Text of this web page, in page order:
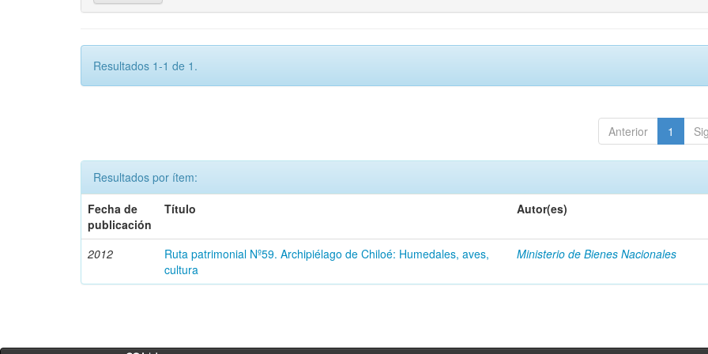
Resultados 1-1 de 1.
Anterior 1
Resultados por ítem:
Fecha de
publicación
Título Autor(es)
2012
Ruta patrimonial Nº59. Archipiélago de Chiloé: Humedales, aves,
cultura
Ministerio de Bienes Nacionales